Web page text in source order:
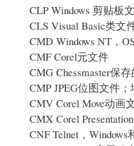
CLP Windows 剪贴板
CLS Visual Basic类文
CMD Windows NT，
CMF Corel元文件
CMG Chessmaster保
CMP JPEG位图文件
CMV Corel Move动画
CMX Corel
CNF Telnet，